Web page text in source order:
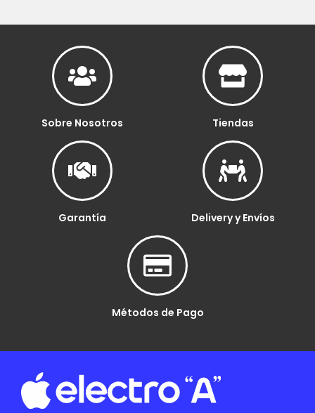
Sobre Nosotros Tiendas
Garantía Delivery y Envíos
Métodos de Pago